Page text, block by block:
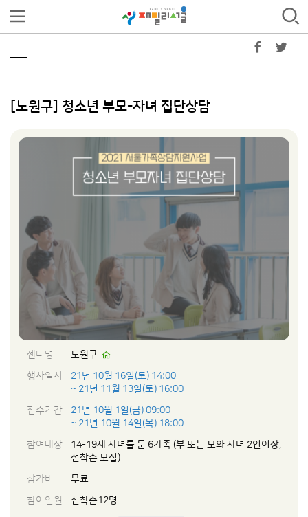
[노원구] 청소년 부모-자녀 집단상담
센터명
노원구
행사일시
21년 10월 16일(토) 14:00
~ 21년 11월 13일(토) 16:00
접수기간
21년 10월 1일(금) 09:00
~ 21년 10월 14일(목) 18:00
참여대상
14-19세 자녀를 둔 6가족 (부 또는 모와 자녀 2인이상,
선착순 모집)
참가비
무료
참여인원
선착순12명